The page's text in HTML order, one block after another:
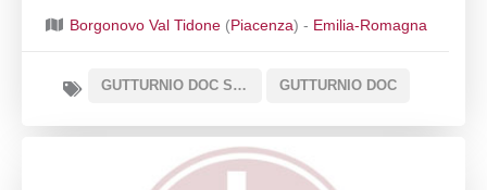
Borgonovo Val Tidone (Piacenza) - Emilia-Romagna
GUTTURNIO DOC SOTTOZONA CLASSICO GUTTURNIO DOC